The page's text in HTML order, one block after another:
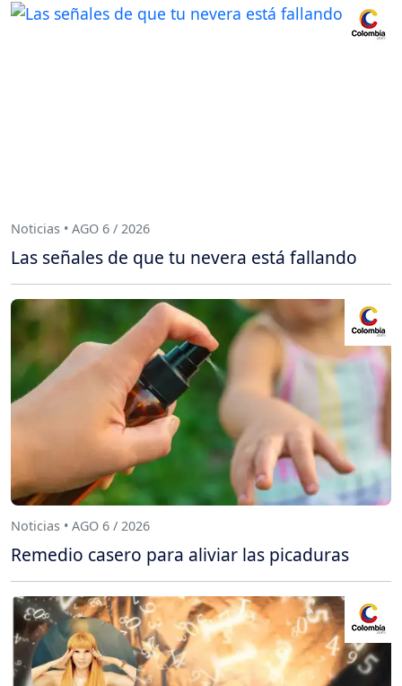
Noticias • AGO 6 / 2026
Las señales de que tu nevera está fallando
Noticias • AGO 6 / 2026
Remedio casero para aliviar las picaduras